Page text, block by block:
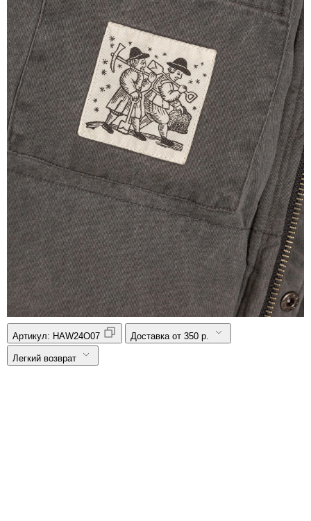
Артикул: HAW24O07 Доставка от 350 р.
Легкий возврат